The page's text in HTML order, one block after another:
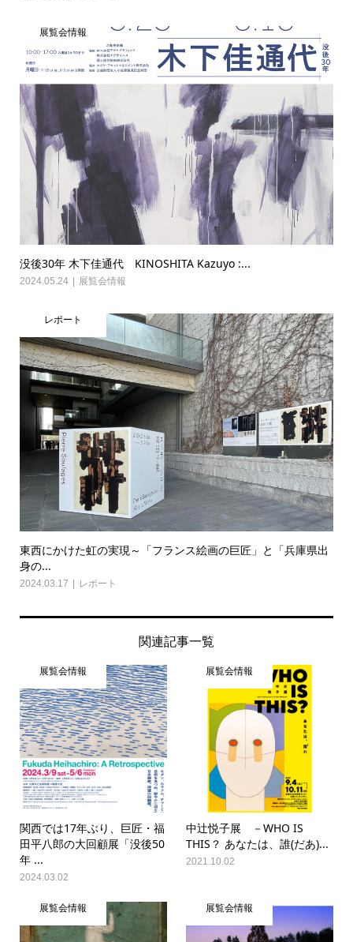
展覧会情報
没後30年 木下佳通代 KINOSHITA Kazuyo :...
2024.05.24 展覧会情報
レポート
東西にかけた虹の実現～「フランス絵画の巨匠」と「兵庫県出
身の...
2024.03.17 レポート
関連記事一覧
展覧会情報
関西では17年ぶり、巨匠・福
田平八郎の大回顧展「没後50
年 ...
2024.03.02
展覧会情報
中辻悦子展 －WHO IS
THIS？ あなたは、誰(だあ)...
2021.10.02
展覧会情報 展覧会情報